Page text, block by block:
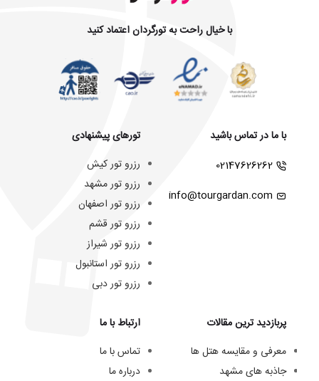
با خیال راحت به تورگردان اعتماد کنید
با ما در تماس باشید
02147626262
info@tourgardan.com
تورهای پیشنهادی
رزرو تور کیش
رزرو تور مشهد
رزرو تور اصفهان
رزرو تور قشم
رزرو تور شیراز
رزرو تور استانبول
رزرو تور دبی
پربازدید ترین مقالات
معرفی و مقایسه هتل ها
جاذبه های مشهد
ارتباط با ما
تماس با ما
درباره ما